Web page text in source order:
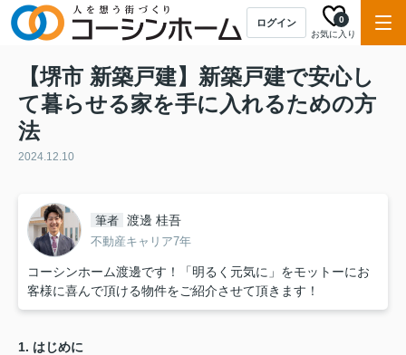
ログイン
お気に入り
0
【堺市 新築戸建】新築戸建で安心し
て暮らせる家を手に入れるための方
法
2024.12.10
筆者 渡邊 桂吾
不動産キャリア7年
コーシンホーム渡邊です！「明るく元気に」をモットーにお
客様に喜んで頂ける物件をご紹介させて頂きます！
1. はじめに